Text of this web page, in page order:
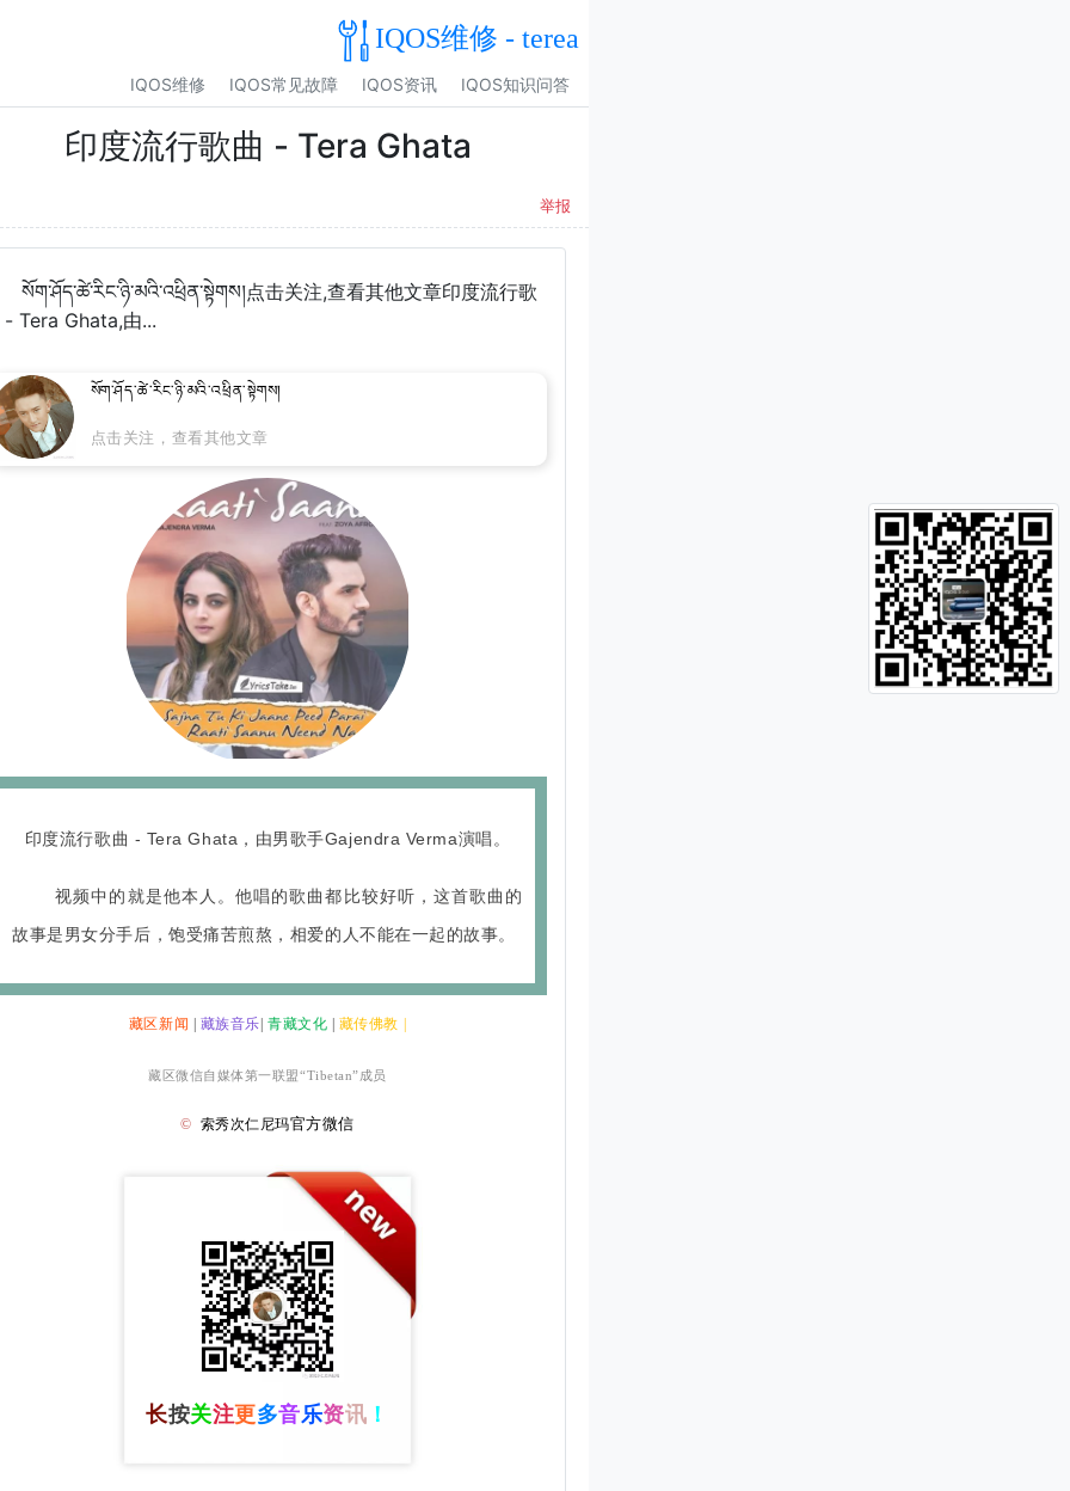
IQOS维修 - terea
IQOS维修 IQOS常见故障 IQOS资讯 IQOS知识问答
印度流行歌曲 - Tera Ghata
举报
སོག་ཤོད་ཚེ་རིང་ཉི་མའི་འཕྲིན་སྟེགས།点击关注,查看其他文章印度流行歌
- Tera Ghata,由...
སོག་ཤོད་ཚེ་རིང་ཉི་མའི་འཕྲིན་སྟེགས།
点击关注，查看其他文章
印度流行歌曲 - Tera Ghata，由男歌手Gajendra Verma演唱。
视频中的就是他本人。他唱的歌曲都比较好听，这首歌曲的
故事是男女分手后，饱受痛苦煎熬，相爱的人不能在一起的故事。
藏区新闻 藏族音乐 青藏文化 藏传佛教 |
藏区微信自媒体第一联盟“Tibetan”成员
© 索秀次仁尼玛官方微信
长按关注更多音乐资讯 ！